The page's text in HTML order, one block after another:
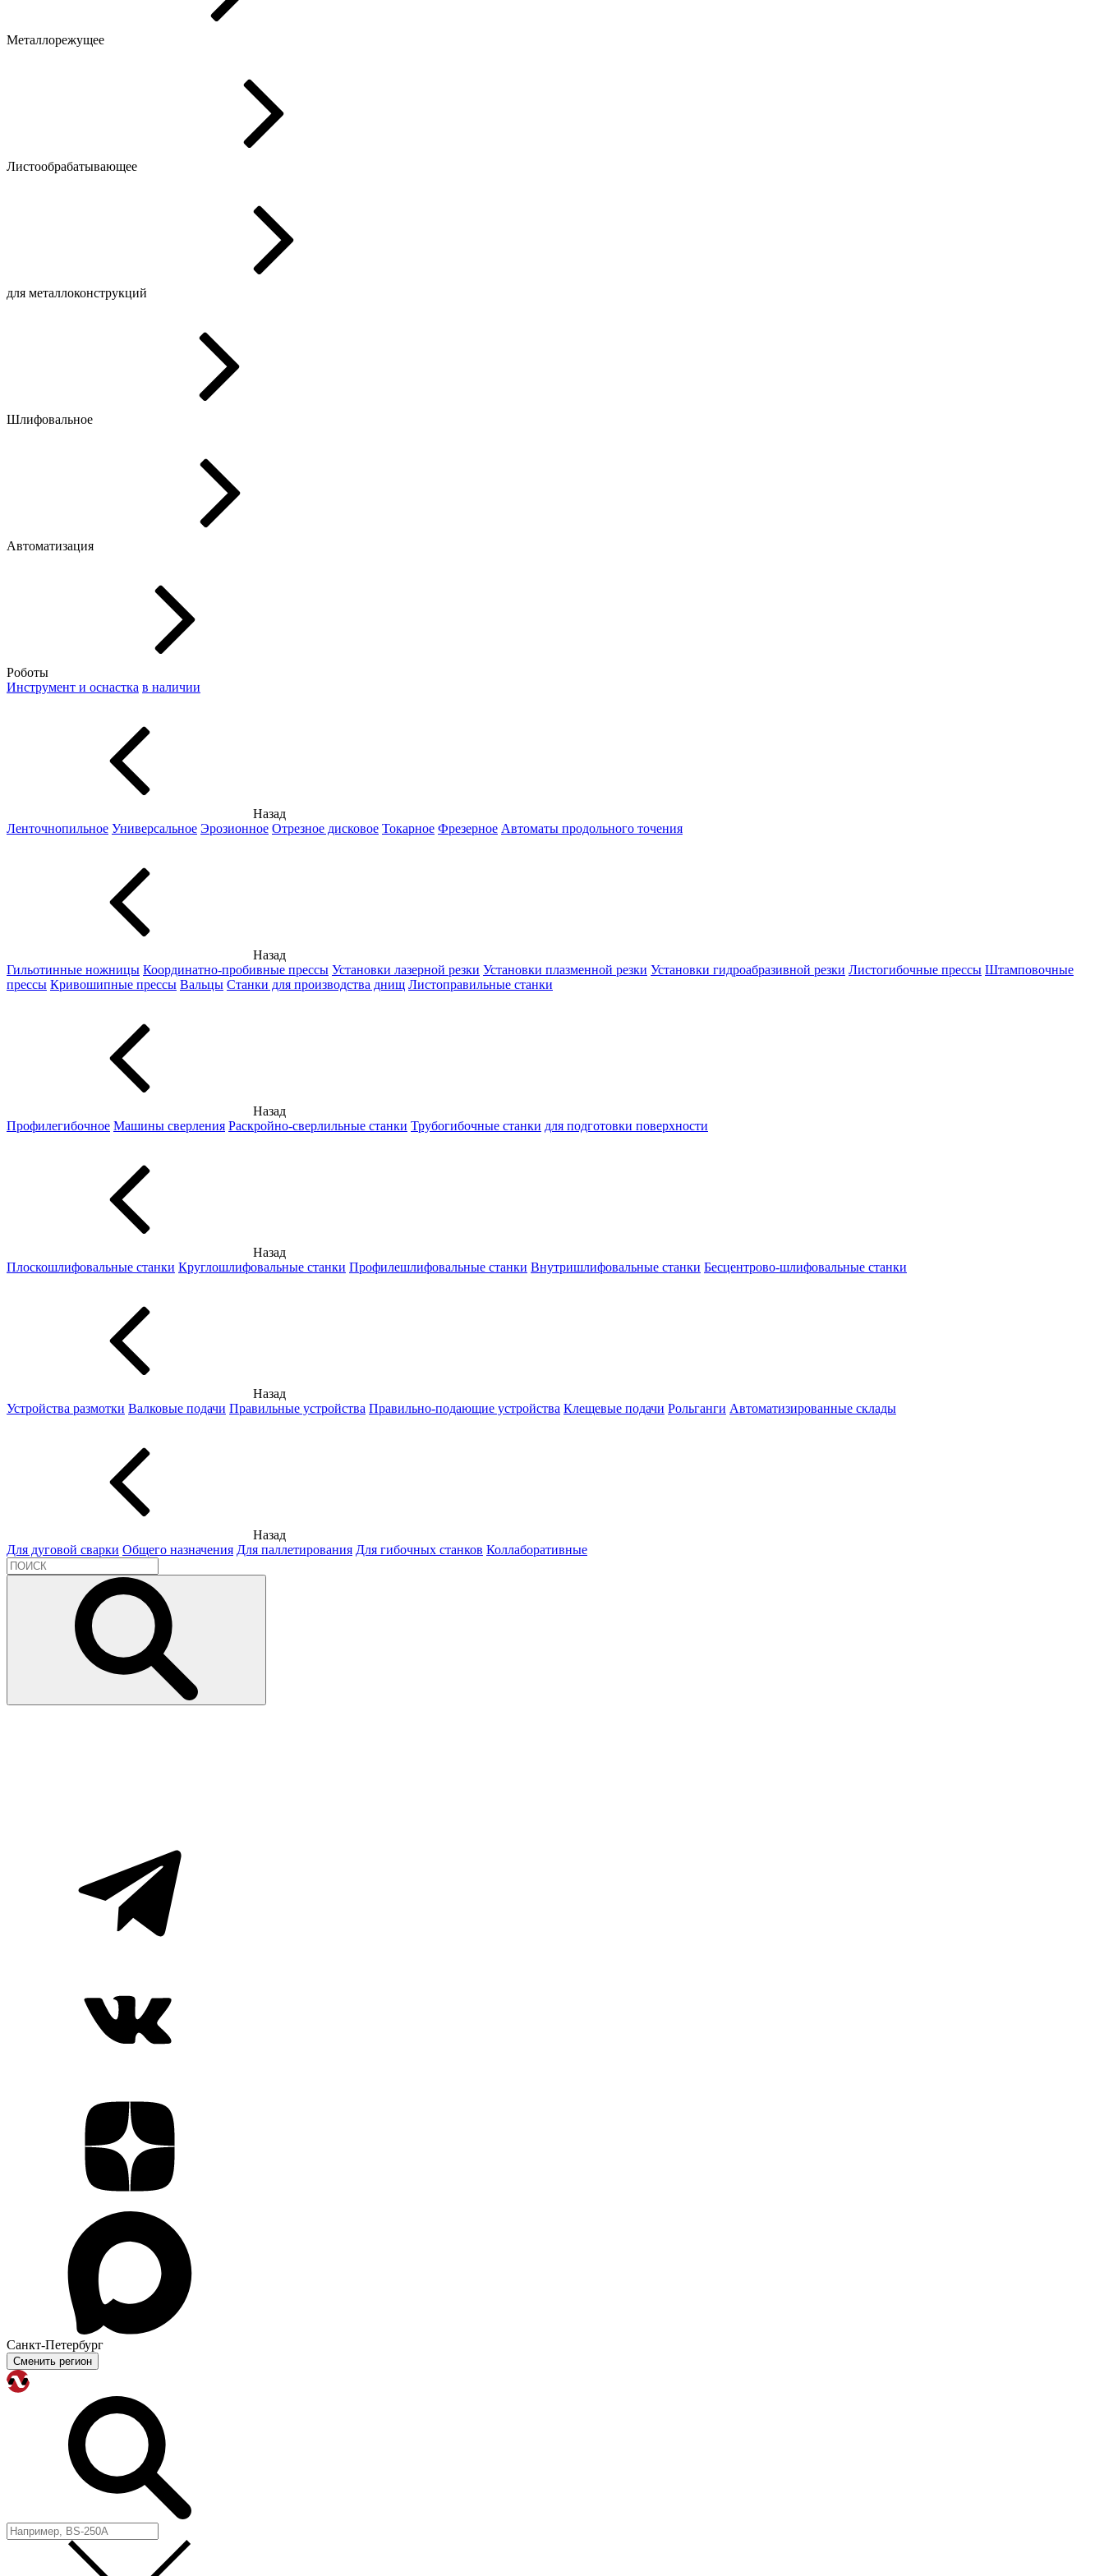
Металлорежущее
Листообрабатывающее
для металлоконструкций
Шлифовальное
Автоматизация
Роботы
Инструмент и оснастка в наличии
Назад
Ленточнопильное Универсальное Эрозионное Отрезное дисковое Токарное Фрезерное Автоматы продольного точения
Назад
Гильотинные ножницы Координатно-пробивные прессы Установки лазерной резки Установки плазменной резки Установки гидроабразивной резки Листогибочные прессы Штамповочные
прессы Кривошипные прессы Вальцы Станки для производства днищ Листоправильные станки
Назад
Профилегибочное Машины сверления Раскройно-сверлильные станки Трубогибочные станки для подготовки поверхности
Назад
Плоскошлифовальные станки Круглошлифовальные станки Профилешлифовальные станки Внутришлифовальные станки Бесцентрово-шлифовальные станки
Назад
Устройства размотки Валковые подачи Правильные устройства Правильно-подающие устройства Клещевые подачи Рольганги Автоматизированные склады
Назад
Для дуговой сварки Общего назначения Для паллетирования Для гибочных станков Коллаборативные
Санкт-Петербург
Сменить регион